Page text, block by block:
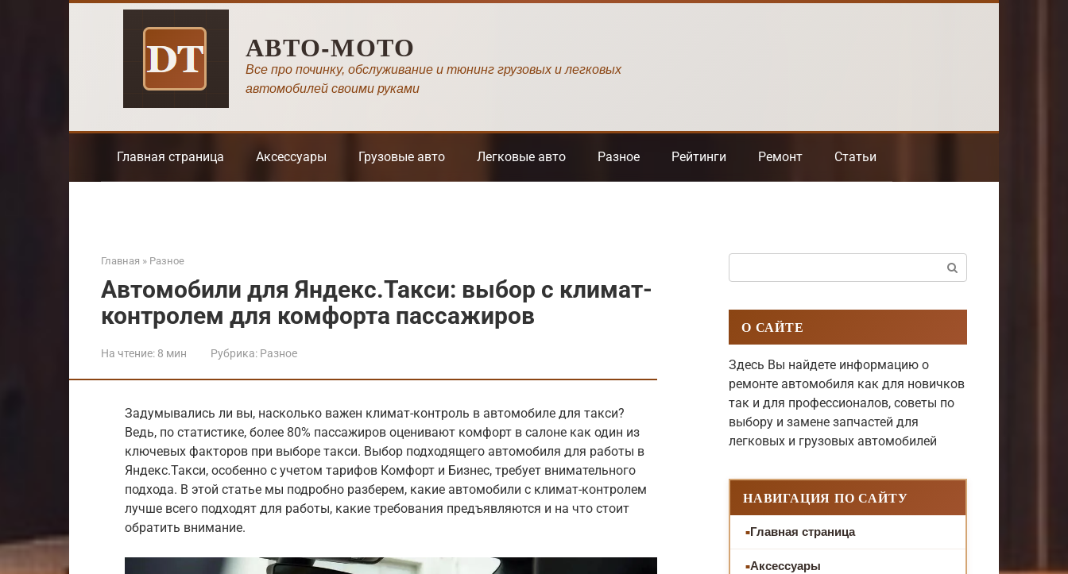
АВТО-МОТО
Все про починку, обслуживание и тюнинг грузовых и легковых
автомобилей своими руками
Главная страница Аксессуары Грузовые авто Легковые авто Разное Рейтинги Ремонт Статьи
Главная » Разное
Автомобили для Яндекс.Такси: выбор с климат-
контролем для комфорта пассажиров
На чтение: 8 мин Рубрика: Разное
Задумывались ли вы, насколько важен климат-контроль в автомобиле для такси?
Ведь, по статистике, более 80% пассажиров оценивают комфорт в салоне как один из
ключевых факторов при выборе такси. Выбор подходящего автомобиля для работы в
Яндекс.Такси, особенно с учетом тарифов Комфорт и Бизнес, требует внимательного
подхода. В этой статье мы подробно разберем, какие автомобили с климат-контролем
лучше всего подходят для работы, какие требования предъявляются и на что стоит
обратить внимание.
О САЙТЕ
Здесь Вы найдете информацию о
ремонте автомобиля как для новичков
так и для профессионалов, советы по
выбору и замене запчастей для
легковых и грузовых автомобилей
НАВИГАЦИЯ ПО САЙТУ
Главная страница
Аксессуары